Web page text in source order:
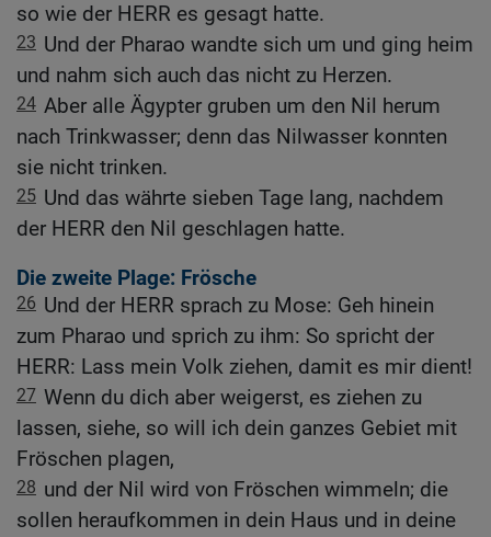
so wie der HERR es gesagt hatte.
23 Und der Pharao wandte sich um und ging heim
und nahm sich auch das nicht zu Herzen.
24 Aber alle Ägypter gruben um den Nil herum
nach Trinkwasser; denn das Nilwasser konnten
sie nicht trinken.
25 Und das währte sieben Tage lang, nachdem
der HERR den Nil geschlagen hatte.
Die zweite Plage: Frösche
26 Und der HERR sprach zu Mose: Geh hinein
zum Pharao und sprich zu ihm: So spricht der
HERR: Lass mein Volk ziehen, damit es mir dient!
27 Wenn du dich aber weigerst, es ziehen zu
lassen, siehe, so will ich dein ganzes Gebiet mit
Fröschen plagen,
28 und der Nil wird von Fröschen wimmeln; die
sollen heraufkommen in dein Haus und in deine